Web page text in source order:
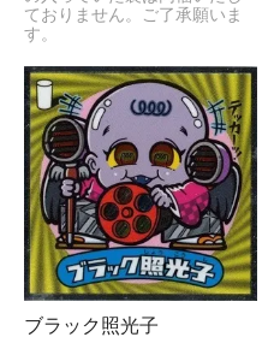
ておりません。ご了承願いま
す。
ブラック照光子